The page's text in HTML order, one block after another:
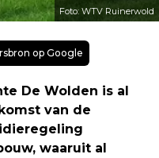
Foto: WTV Ruinerwold
op Google
De Wolden is al
van de
waaruit al